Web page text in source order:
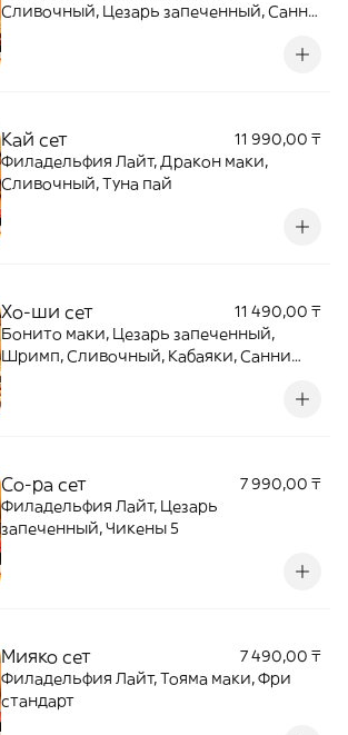
Сливочный, Цезарь запеченный, Санни
Кай сет
11 990,00 ₸
Филадельфия Лайт, Дракон маки,
Сливочный, Туна пай
Хо-ши сет
11 490,00 ₸
Бонито маки, Цезарь запеченный,
Шримп, Сливочный, Кабаяки, Санни
Со-ра сет
7 990,00 ₸
Филадельфия Лайт, Цезарь
запеченный, Чикены 5
Мияко сет
7 490,00 ₸
Филадельфия Лайт, Тояма маки, Фри
стандарт